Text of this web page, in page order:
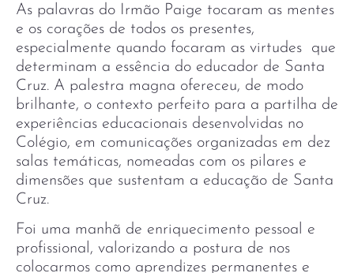
As palavras do Irmão Paige tocaram as mentes
e os corações de todos os presentes,
especialmente quando focaram as virtudes que
determinam a essência do educador de Santa
Cruz. A palestra magna ofereceu, de modo
brilhante, o contexto perfeito para a partilha de
experiências educacionais desenvolvidas no
Colégio, em comunicações organizadas em dez
salas temáticas, nomeadas com os pilares e
dimensões que sustentam a educação de Santa
Cruz.
Foi uma manhã de enriquecimento pessoal e
profissional, valorizando a postura de nos
colocarmos como aprendizes permanentes e